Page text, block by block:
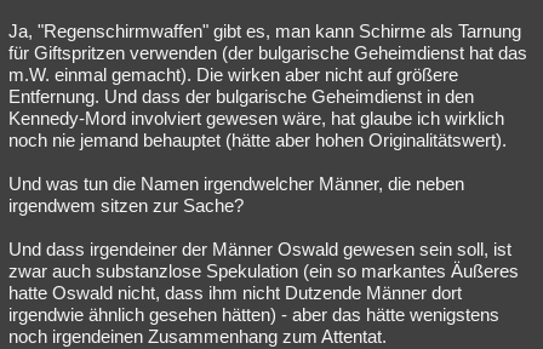
Ja, "Regenschirmwaffen" gibt es, man kann Schirme als Tarnung
für Giftspritzen verwenden (der bulgarische Geheimdienst hat das
m.W. einmal gemacht). Die wirken aber nicht auf größere
Entfernung. Und dass der bulgarische Geheimdienst in den
Kennedy-Mord involviert gewesen wäre, hat glaube ich wirklich
noch nie jemand behauptet (hätte aber hohen Originalitätswert).
Und was tun die Namen irgendwelcher Männer, die neben
irgendwem sitzen zur Sache?
Und dass irgendeiner der Männer Oswald gewesen sein soll, ist
zwar auch substanzlose Spekulation (ein so markantes Äußeres
hatte Oswald nicht, dass ihm nicht Dutzende Männer dort
irgendwie ähnlich gesehen hätten) - aber das hätte wenigstens
noch irgendeinen Zusammenhang zum Attentat.